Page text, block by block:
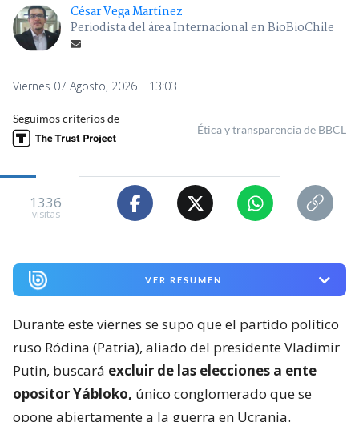
César Vega Martínez
Periodista del área Internacional en BioBioChile
Viernes 07 Agosto, 2026 | 13:03
Seguimos criterios de
Ética y transparencia de BBCL
1336
visitas
VER RESUMEN
Durante este viernes se supo que el partido político
ruso Ródina (Patria), aliado del presidente Vladimir
Putin, buscará excluir de las elecciones a ente
opositor Yábloko, único conglomerado que se
opone abiertamente a la guerra en Ucrania.